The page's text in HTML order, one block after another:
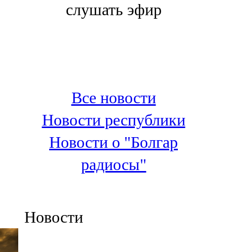
100,3 FM
Зәй
106,6 FM
Кадыбаш
105,2 FM
91,5 FM
слушать эфир
Все новости
Новости республики
Новости о "Болгар
радиосы"
Новости